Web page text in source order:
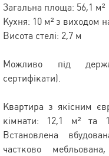
Загальна площа: 56,1 м²
Кухня: 10 м² з виходом
Висота стелі: 2,7 м
Можливо під
сертифікати).
Квартира з якісним
кімнати: 12,1 м² та
Встановлена
частково